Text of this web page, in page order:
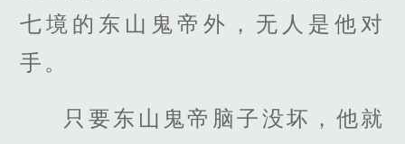
七境的东山鬼帝外，无人是他对
手。
只要东山鬼帝脑子没坏，他就